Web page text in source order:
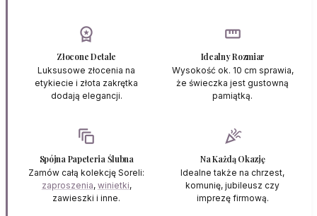
workspace_premium
Złocone Detale
Luksusowe złocenia na
etykiecie i złota zakrętka
dodają elegancji.
straighten
Idealny Rozmiar
Wysokość ok. 10 cm sprawia,
że świeczka jest gustowną
pamiątką.
auto_awesome_motion
Spójna Papeteria Ślubna
Zamów całą kolekcję Soreli:
zaproszenia, winietki,
zawieszki i inne.
celebration
Na Każdą Okazję
Idealne także na chrzest,
komunię, jubileusz czy
imprezę firmową.